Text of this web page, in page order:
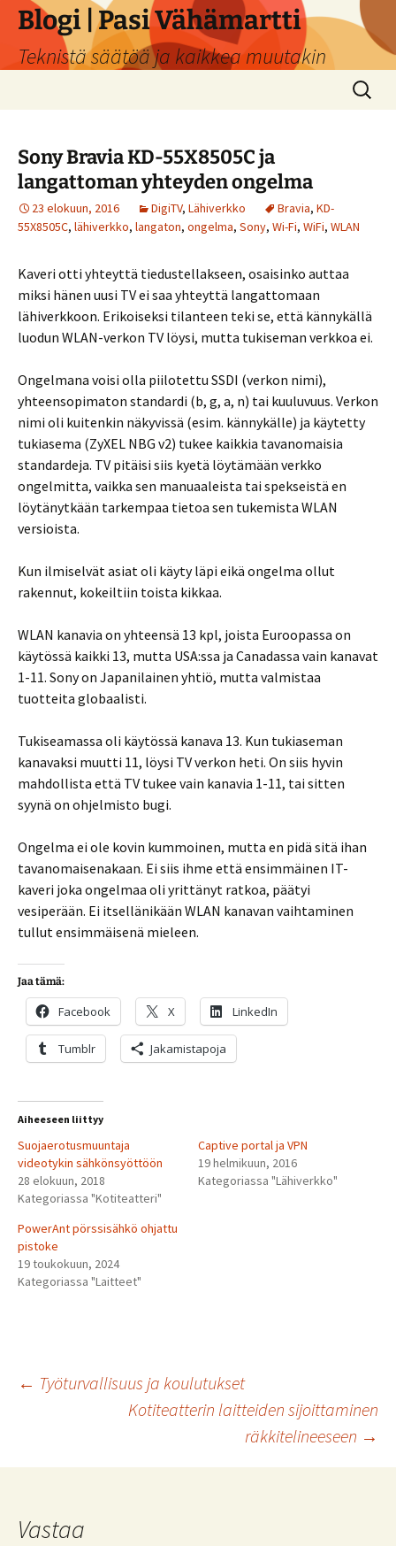
Siirry
sisältöön
Blogi | Pasi Vähämartti
Teknistä säätöä ja kaikkea muutakin
Haku:
Sony Bravia KD-55X8505C ja
langattoman yhteyden ongelma
23 elokuun, 2016 DigiTV, Lähiverkko Bravia, KD-
55X8505C, lähiverkko, langaton, ongelma, Sony, Wi-Fi, WiFi, WLAN
Kaveri otti yhteyttä tiedustellakseen, osaisinko auttaa
miksi hänen uusi TV ei saa yhteyttä langattomaan
lähiverkkoon. Erikoiseksi tilanteen teki se, että kännykällä
luodun WLAN-verkon TV löysi, mutta tukiseman verkkoa ei.
Ongelmana voisi olla piilotettu SSDI (verkon nimi),
yhteensopimaton standardi (b, g, a, n) tai kuuluvuus. Verkon
nimi oli kuitenkin näkyvissä (esim. kännykälle) ja käytetty
tukiasema (ZyXEL NBG v2) tukee kaikkia tavanomaisia
standardeja. TV pitäisi siis kyetä löytämään verkko
ongelmitta, vaikka sen manuaaleista tai spekseistä en
löytänytkään tarkempaa tietoa sen tukemista WLAN
versioista.
Kun ilmiselvät asiat oli käyty läpi eikä ongelma ollut
rakennut, kokeiltiin toista kikkaa.
WLAN kanavia on yhteensä 13 kpl, joista Euroopassa on
käytössä kaikki 13, mutta USA:ssa ja Canadassa vain kanavat
1-11. Sony on Japanilainen yhtiö, mutta valmistaa
tuotteita globaalisti.
Tukiseamassa oli käytössä kanava 13. Kun tukiaseman
kanavaksi muutti 11, löysi TV verkon heti. On siis hyvin
mahdollista että TV tukee vain kanavia 1-11, tai sitten
syynä on ohjelmisto bugi.
Ongelma ei ole kovin kummoinen, mutta en pidä sitä ihan
tavanomaisenakaan. Ei siis ihme että ensimmäinen IT-
kaveri joka ongelmaa oli yrittänyt ratkoa, päätyi
vesiperään. Ei itsellänikään WLAN kanavan vaihtaminen
tullut ensimmäisenä mieleen.
Jaa tämä:
Facebook X LinkedIn
Tumblr Jakamistapoja
Aiheeseen liittyy
Suojaerotusmuuntaja
videotykin sähkönsyöttöön
28 elokuun, 2018
Kategoriassa "Kotiteatteri"
Captive portal ja VPN
19 helmikuun, 2016
Kategoriassa "Lähiverkko"
PowerAnt pörssisähkö ohjattu
pistoke
19 toukokuun, 2024
Kategoriassa "Laitteet"
Artikkelien
← Työturvallisuus ja koulutukset
Kotiteatterin laitteiden sijoittaminen
räkkitelineeseen →
Vastaa